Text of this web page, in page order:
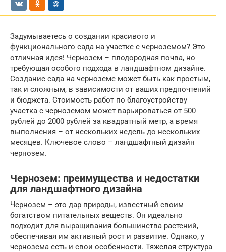
Задумываетесь о создании красивого и
функционального сада на участке с черноземом? Это
отличная идея! Чернозем – плодородная почва, но
требующая особого подхода в ландшафтном дизайне.
Создание сада на черноземе может быть как простым,
так и сложным, в зависимости от ваших предпочтений
и бюджета. Стоимость работ по благоустройству
участка с черноземом может варьироваться от 500
рублей до 2000 рублей за квадратный метр, а время
выполнения – от нескольких недель до нескольких
месяцев. Ключевое слово – ландшафтный дизайн
чернозем.
Чернозем: преимущества и недостатки
для ландшафтного дизайна
Чернозем – это дар природы, известный своим
богатством питательных веществ. Он идеально
подходит для выращивания большинства растений,
обеспечивая им активный рост и развитие. Однако, у
чернозема есть и свои особенности. Тяжелая структура